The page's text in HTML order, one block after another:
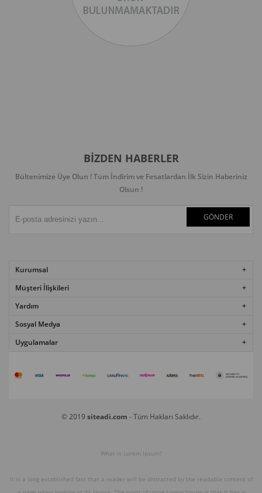
BIZDEN HABERLER
Bültenimize Üye Olun ! Tüm İndirim ve Fırsatlardan İlk Sizin Haberiniz
Olsun !
GÖNDER
Kurumsal
Müşteri İlişkileri
Yardım
Sosyal Medya
Uygulamalar
© 2019 siteadi.com - Tüm Hakları Saklıdır.
What is Lorem Ipsum?
It is a long established fact that a reader will be distracted by the readable content of